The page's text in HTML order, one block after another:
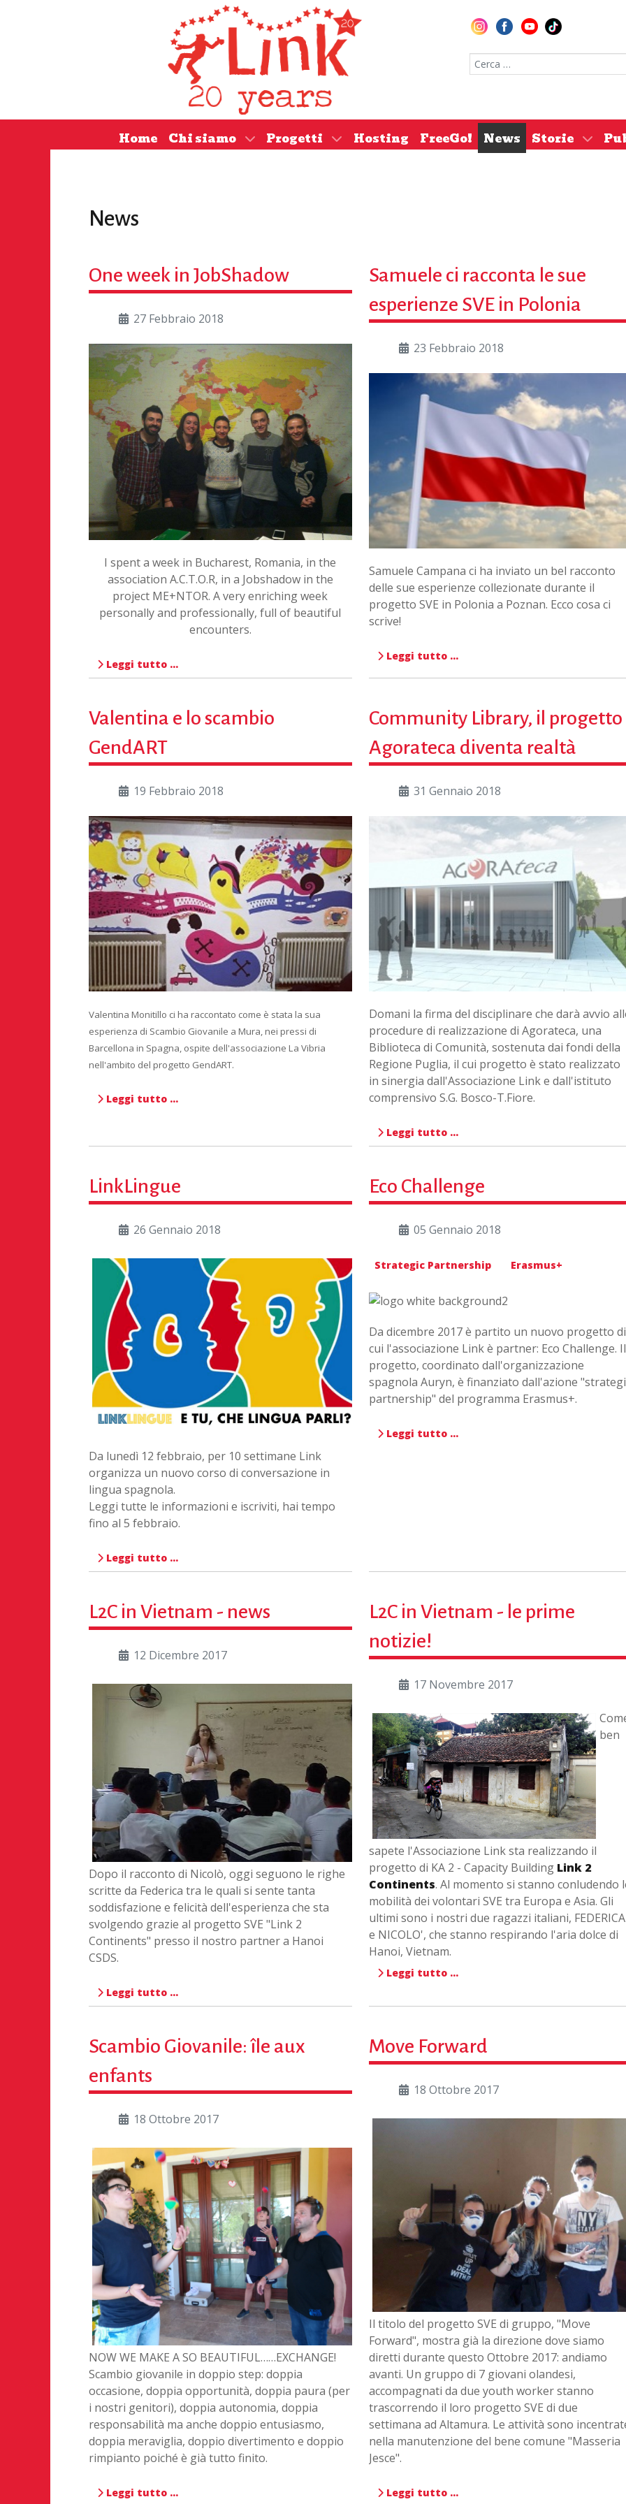
Cerca nel sito
Home Chi siamo Progetti Hosting FreeGo! News Storie
News
One week in JobShadow
27 Febbraio 2018
I spent a week in Bucharest, Romania, in the
association A.C.T.O.R, in a Jobshadow in the
project ME+NTOR. A very enriching week
personally and professionally, full of beautiful
encounters.
Leggi tutto …
Samuele ci racconta le sue
esperienze SVE in Polonia
23 Febbraio 2018
Samuele Campana ci ha inviato un bel racconto
delle sue esperienze collezionate durante il
progetto SVE in Polonia a Poznan. Ecco cosa ci
scrive!
Leggi tutto …
Valentina e lo scambio
GendART
19 Febbraio 2018
Valentina Monitillo ci ha raccontato come è stata la sua
esperienza di Scambio Giovanile a Mura, nei pressi di
Barcellona in Spagna, ospite dell'associazione La Vibria
nell'ambito del progetto GendART.
Leggi tutto …
Community Library, il progetto
Agorateca diventa realtà
31 Gennaio 2018
Domani la firma del disciplinare che darà avvio
procedure di realizzazione di Agorateca, una
Biblioteca di Comunità, sostenuta dai fondi della
Regione Puglia, il cui progetto è stato realizzato
in sinergia dall'Associazione Link e dall'istituto
comprensivo S.G. Bosco-T.Fiore.
Leggi tutto …
LinkLingue
26 Gennaio 2018
Da lunedì 12 febbraio, per 10 settimane Link
organizza un nuovo corso di conversazione in
lingua spagnola.
Leggi tutte le informazioni e iscriviti, hai tempo
fino al 5 febbraio.
Leggi tutto …
Eco Challenge
05 Gennaio 2018
Strategic Partnership Erasmus+
Da dicembre 2017 è partito un nuovo progetto di
cui l'associazione Link è partner: Eco Challenge. Il
progetto, coordinato dall'organizzazione
spagnola Auryn, è finanziato dall'azione
partnership" del programma Erasmus+.
Leggi tutto …
L2C in Vietnam - news
12 Dicembre 2017
Dopo il racconto di Nicolò, oggi seguono le righe
scritte da Federica tra le quali si sente tanta
soddisfazione e felicità dell'esperienza che sta
svolgendo grazie al progetto SVE "Link 2
Continents" presso il nostro partner a Hanoi
CSDS.
Leggi tutto …
L2C in Vietnam - le prime
notizie!
17 Novembre 2017
ben
sapete l'Associazione Link sta realizzando il
progetto di KA 2 - Capacity Building Link 2
Continents. Al momento si stanno conludendo
mobilità dei volontari SVE tra Europa e Asia. Gli
ultimi sono i nostri due ragazzi italiani, FEDERICA
e NICOLO', che stanno respirando l'aria dolce di
Hanoi, Vietnam.
Leggi tutto …
Scambio Giovanile: île aux
enfants
18 Ottobre 2017
NOW WE MAKE A SO BEAUTIFUL……EXCHANGE!
Scambio giovanile in doppio step: doppia
occasione, doppia opportunità, doppia paura (per
i nostri genitori), doppia autonomia, doppia
responsabilità ma anche doppio entusiasmo,
doppia meraviglia, doppio divertimento e doppio
rimpianto poiché è già tutto finito.
Leggi tutto …
Move Forward
18 Ottobre 2017
Il titolo del progetto SVE di gruppo, "Move
Forward", mostra già la direzione dove siamo
diretti durante questo Ottobre 2017: andiamo
avanti. Un gruppo di 7 giovani olandesi,
accompagnati da due youth worker stanno
trascorrendo il loro progetto SVE di due
settimana ad Altamura. Le attività sono
nella manutenzione del bene comune "Masseria
Jesce".
Leggi tutto …